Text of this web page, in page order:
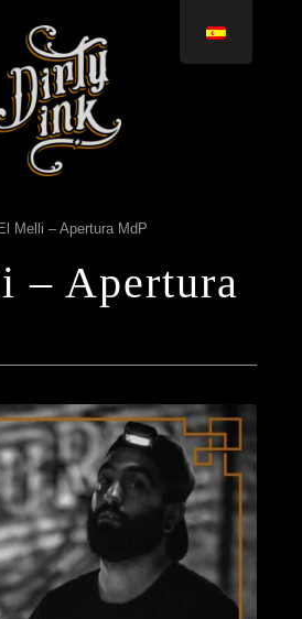
Ir
a
la
navegación
Ir
al
contenido
El Melli – Apertura MdP
– Apertura